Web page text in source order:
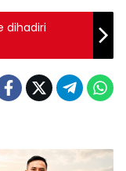
dihadiri